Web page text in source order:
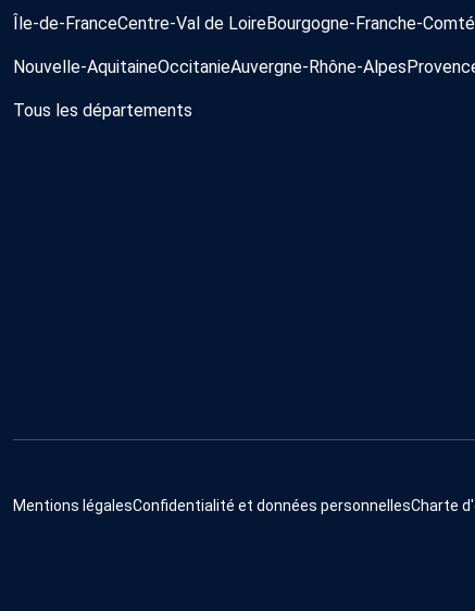
Île-de-FranceCentre-Val de LoireBourgogne-Franche-Comté
Nouvelle-AquitaineOccitanieAuvergne-Rhône-Alpes
Tous les départements
Mentions légalesConfidentialité et données personnellesCharte